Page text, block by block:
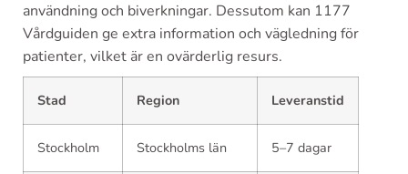
användning och biverkningar. Dessutom kan 1177
Vårdguiden ge extra information och vägledning för
patienter, vilket är en ovärderlig resurs.
Stad Region Leveranstid
Stockholm Stockholms län 5–7 dagar